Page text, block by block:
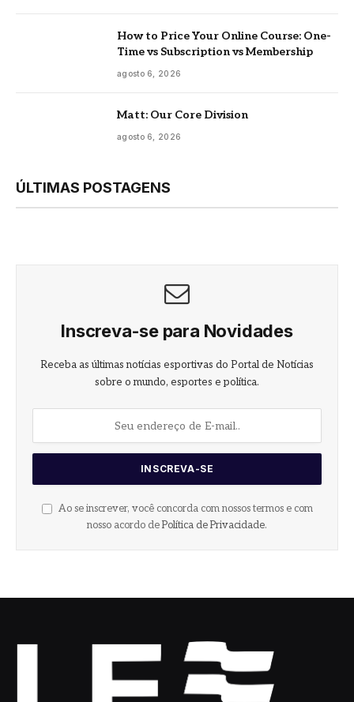
How to Price Your Online Course: One-
Time vs Subscription vs Membership
agosto 6, 2026
Matt: Our Core Division
agosto 6, 2026
ÚLTIMAS POSTAGENS
Inscreva-se para Novidades
Receba as últimas notícias esportivas do Portal de Notícias
sobre o mundo, esportes e política.
Ao se inscrever, você concorda com nossos termos e com
nosso acordo de Política de Privacidade.